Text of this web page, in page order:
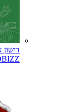
דישון